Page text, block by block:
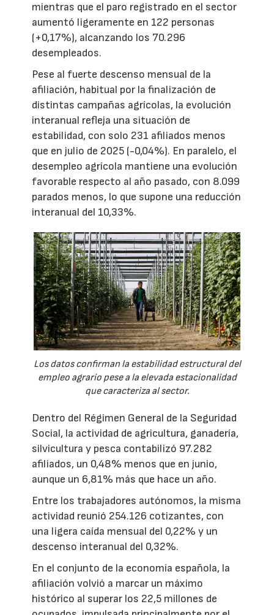
mientras que el paro registrado en el sector
aumentó ligeramente en 122 personas
(+0,17%), alcanzando los 70.296
desempleados.
Pese al fuerte descenso mensual de la
afiliación, habitual por la finalización de
distintas campañas agrícolas, la evolución
interanual refleja una situación de
estabilidad, con solo 231 afiliados menos
que en julio de 2025 (-0,04%). En paralelo, el
desempleo agrícola mantiene una evolución
favorable respecto al año pasado, con 8.099
parados menos, lo que supone una reducción
interanual del 10,33%.
Los datos confirman la estabilidad estructural del
empleo agrario pese a la elevada estacionalidad
que caracteriza al sector.
Dentro del Régimen General de la Seguridad
Social, la actividad de agricultura, ganadería,
silvicultura y pesca contabilizó 97.282
afiliados, un 0,48% menos que en junio,
aunque un 6,81% más que hace un año.
Entre los trabajadores autónomos, la misma
actividad reunió 254.126 cotizantes, con
una ligera caída mensual del 0,22% y un
descenso interanual del 0,32%.
En el conjunto de la economía española, la
afiliación volvió a marcar un máximo
histórico al superar los 22,5 millones de